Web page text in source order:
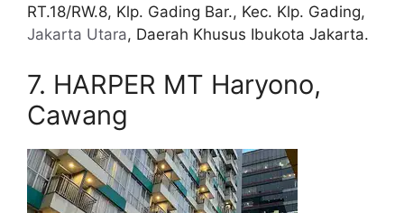
RT.18/RW.8, Klp. Gading Bar., Kec. Klp. Gading,
Jakarta Utara, Daerah Khusus Ibukota Jakarta.
7. HARPER MT Haryono,
Cawang